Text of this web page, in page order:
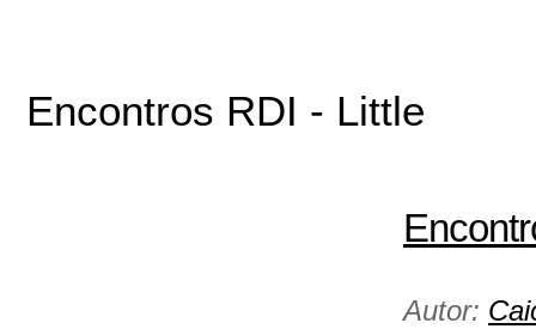
Encontros RDI - Little
Autor: